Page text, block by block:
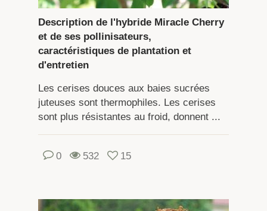
Description de l'hybride Miracle Cherry
et de ses pollinisateurs,
caractéristiques de plantation et
d'entretien
Les cerises douces aux baies sucrées
juteuses sont thermophiles. Les cerises
sont plus résistantes au froid, donnent ...
0 532 15